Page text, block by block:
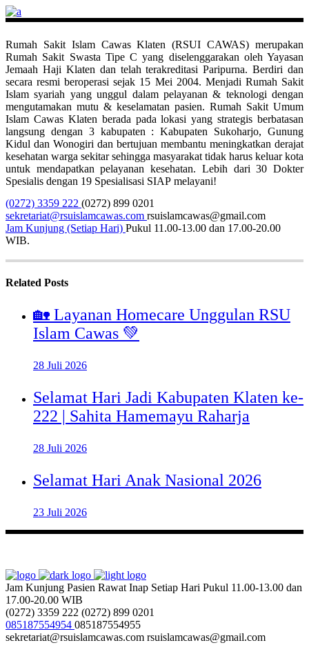
Rumah Sakit Islam Cawas Klaten (RSUI CAWAS) merupakan
Rumah Sakit Swasta Tipe C yang diselenggarakan oleh Yayasan
Jemaah Haji Klaten dan telah terakreditasi Paripurna. Berdiri dan
secara resmi beroperasi sejak 15 Mei 2004. Menjadi Rumah Sakit
Islam syariah yang unggul dalam pelayanan & teknologi dengan
mengutamakan mutu & keselamatan pasien. Rumah Sakit Umum
Islam Cawas Klaten berada pada lokasi yang strategis berbatasan
langsung dengan 3 kabupaten : Kabupaten Sukoharjo, Gunung
Kidul dan Wonogiri dan bertujuan membantu meningkatkan derajat
kesehatan warga sekitar sehingga masyarakat tidak harus keluar kota
untuk mendapatkan pelayanan kesehatan. Lebih dari 30 Dokter
Spesialis dengan 19 Spesialisasi SIAP melayani!
(0272) 3359 222 (0272) 899 0201
sekretariat@rsuislamcawas.com rsuislamcawas@gmail.com
Jam Kunjung (Setiap Hari) Pukul 11.00-13.00 dan 17.00-20.00
WIB.
Related Posts
🏡 Layanan Homecare Unggulan RSU
Islam Cawas 💚
28 Juli 2026
Selamat Hari Jadi Kabupaten Klaten ke-
222 | Sahita Hamemayu Raharja
28 Juli 2026
Selamat Hari Anak Nasional 2026
23 Juli 2026
Jam Kunjung Pasien Rawat Inap Setiap Hari Pukul 11.00-13.00 dan
17.00-20.00 WIB
(0272) 3359 222 (0272) 899 0201
085187554954 085187554955
sekretariat@rsuislamcawas.com rsuislamcawas@gmail.com